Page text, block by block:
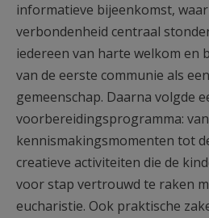
informatieve bijeenkomst,
verbondenheid centraal
iedereen van harte welkom en
van de eerste communie als
gemeenschap. Daarna volgde
voorbereidingsprogramma:
kennismakingsmomenten tot
creatieve activiteiten die de
voor stap vertrouwd te raken
eucharistie. Ook praktische